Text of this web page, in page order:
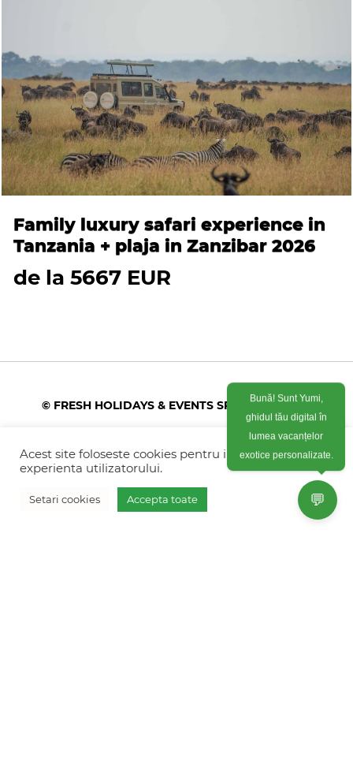
Family luxury safari experience in
Tanzania + plaja in Zanzibar 2026
de la 5667 EUR
Vreau oferta personalizata
© FRESH HOLIDAYS & EVENTS SRL 2026
Colonel Corneliu Popeia 43, Sector 5, Bucuresti
(vis-a-vis de Greengate)
+40770 574 088
Acest site foloseste cookies pentru imbunatati
experienta utilizatorului.
Setari cookies Accepta toate 💬
Bună! Sunt Yumi,
ghidul tău digital în
lumea vacanțelor
exotice personalizate.